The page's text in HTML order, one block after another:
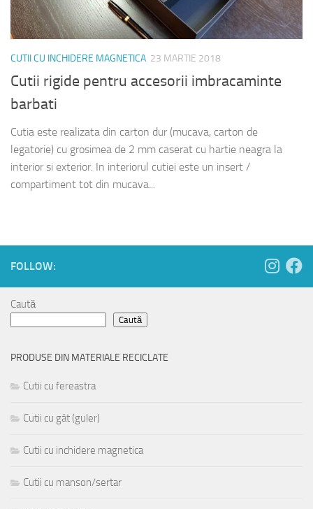
CUTII CU INCHIDERE MAGNETICA 23 MARTIE 2018
Cutii rigide pentru accesorii imbracaminte
barbati
Cutia este realizata din carton dur (mucava, carton de
legatorie) cu grosimea de 2 mm caserat cu hartie neagra la
interior si exterior. In interiorul cutiei este un insert /
compartiment tot din mucava...
FOLLOW:
Caută
Caută
PRODUSE DIN MATERIALE RECICLATE
Cutii cu fereastra
Cutii cu gât (guler)
Cutii cu inchidere magnetica
Cutii cu manson/sertar